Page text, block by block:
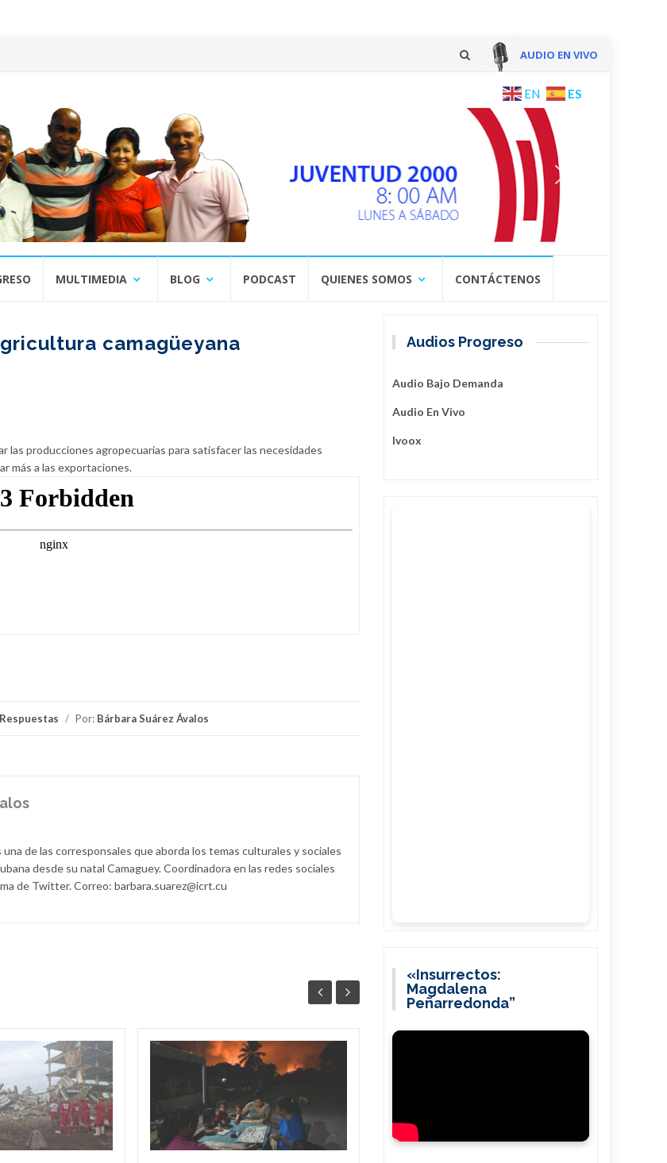
AUDIO EN VIVO
content
EN ES
MULTIMEDIA BLOG PODCAST QUIENES SOMOS CONTÁCTENOS
camagüeyana
las producciones agropecuarias para satisfacer las necesidades
más a las exportaciones.
/ Por: Bárbara Suárez Ávalos
una de las corresponsales que aborda los temas culturales y sociales
desde su natal Camaguey. Coordinadora en las redes sociales
de Twitter. Correo: barbara.suarez@icrt.cu
La Unión Eléctrica de Cuba
Audios Progreso
Audio Bajo Demanda
Audio En Vivo
Ivoox
«Insurrectos:
Magdalena
Peñarredonda”